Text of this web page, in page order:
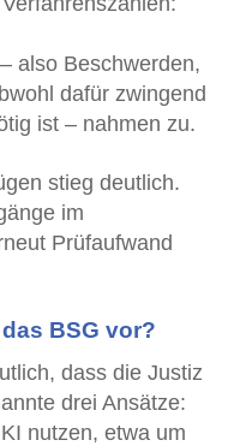
also Beschwerden,
dafür zwingend
ist – nahmen zu.
stieg deutlich.
im
Prüfaufwand
BSG vor?
dass die Justiz
drei Ansätze:
nutzen, etwa um